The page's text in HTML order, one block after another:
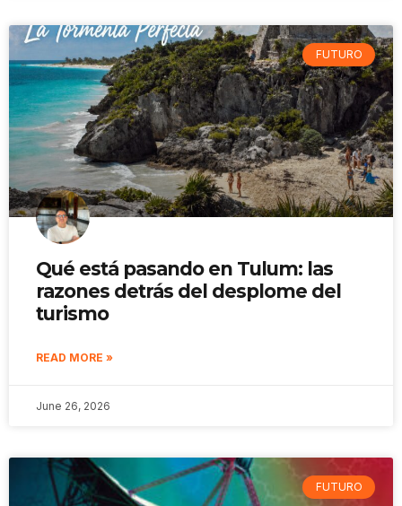
FUTURO
Qué está pasando en Tulum: las
razones detrás del desplome del
turismo
READ MORE »
June 26, 2026
FUTURO